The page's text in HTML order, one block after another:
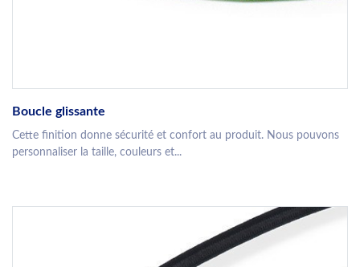
Boucle glissante
Cette finition donne sécurité et confort au produit. Nous pouvons
personnaliser la taille, couleurs et...